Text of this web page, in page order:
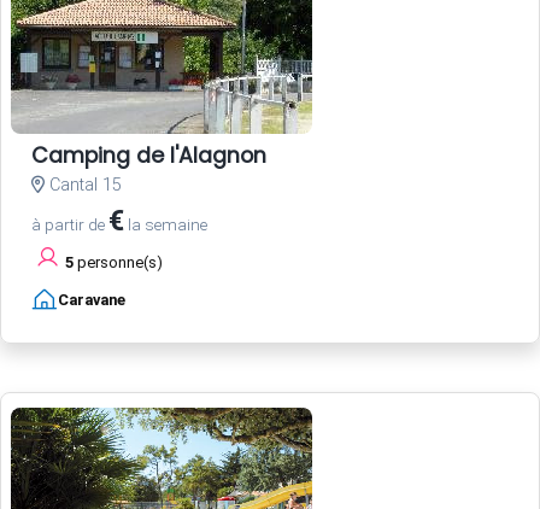
Camping de l'Alagnon
Cantal 15
à partir de € la semaine
5 personne(s)
Caravane